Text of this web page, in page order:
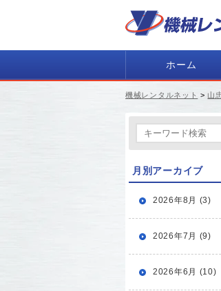
ホーム
機械レンタルネット > 山
月別アーカイブ
2026年8月 (3)
2026年7月 (9)
2026年6月 (10)